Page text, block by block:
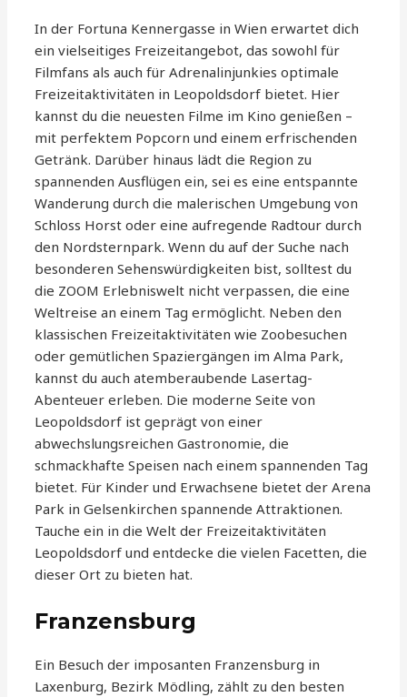
In der Fortuna Kennergasse in Wien erwartet dich
ein vielseitiges Freizeitangebot, das sowohl für
Filmfans als auch für Adrenalinjunkies optimale
Freizeitaktivitäten in Leopoldsdorf bietet. Hier
kannst du die neuesten Filme im Kino genießen –
mit perfektem Popcorn und einem erfrischenden
Getränk. Darüber hinaus lädt die Region zu
spannenden Ausflügen ein, sei es eine entspannte
Wanderung durch die malerischen Umgebung von
Schloss Horst oder eine aufregende Radtour durch
den Nordsternpark. Wenn du auf der Suche nach
besonderen Sehenswürdigkeiten bist, solltest du
die ZOOM Erlebniswelt nicht verpassen, die eine
Weltreise an einem Tag ermöglicht. Neben den
klassischen Freizeitaktivitäten wie Zoobesuchen
oder gemütlichen Spaziergängen im Alma Park,
kannst du auch atemberaubende Lasertag-
Abenteuer erleben. Die moderne Seite von
Leopoldsdorf ist geprägt von einer
abwechslungsreichen Gastronomie, die
schmackhafte Speisen nach einem spannenden Tag
bietet. Für Kinder und Erwachsene bietet der Arena
Park in Gelsenkirchen spannende Attraktionen.
Tauche ein in die Welt der Freizeitaktivitäten
Leopoldsdorf und entdecke die vielen Facetten, die
dieser Ort zu bieten hat.
Franzensburg
Ein Besuch der imposanten Franzensburg in
Laxenburg, Bezirk Mödling, zählt zu den besten